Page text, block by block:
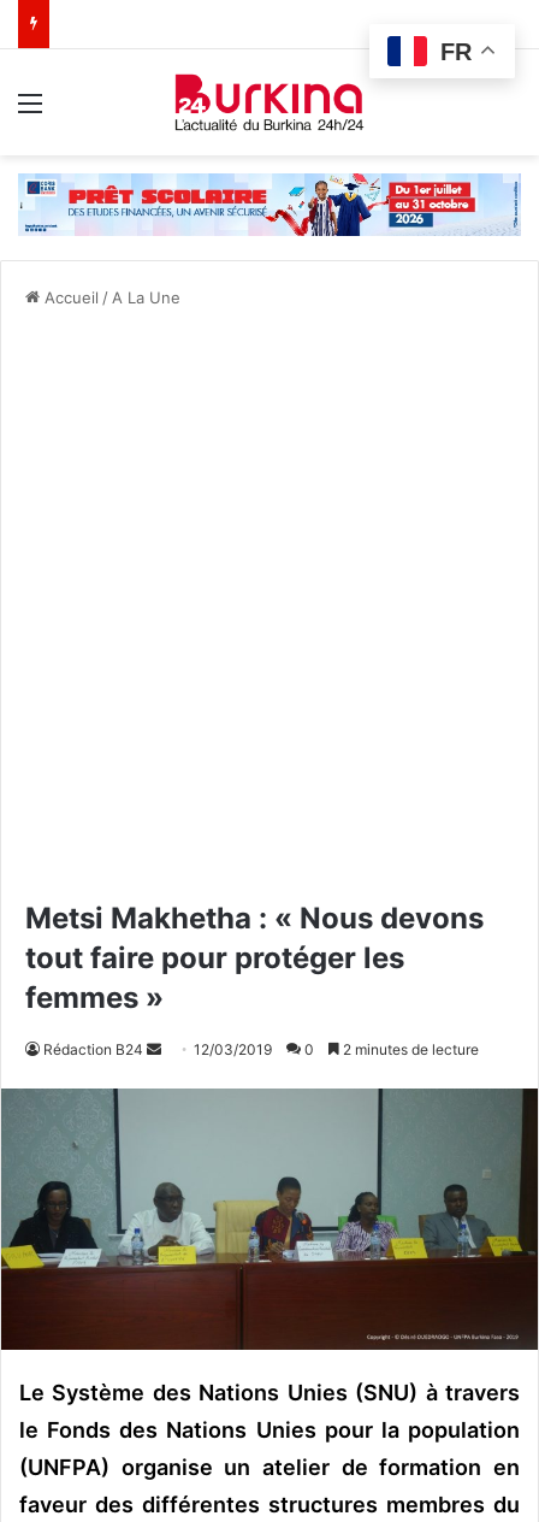
Accueil / A La Une
Metsi Makhetha : « Nous devons
tout faire pour protéger les
femmes »
Rédaction B24
e
r
u
r
l
12/03/2019 0 2 minutes de lecture
Le Système des Nations Unies (SNU) à travers
le Fonds des Nations Unies pour la population
(UNFPA) organise un atelier de formation en
faveur des différentes structures membres du
FR